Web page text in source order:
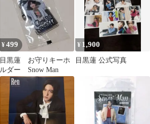
¥499
目黒蓮 お守りキーホ
ルダー Snow Man
¥ 1,900
目黒蓮 公式写真